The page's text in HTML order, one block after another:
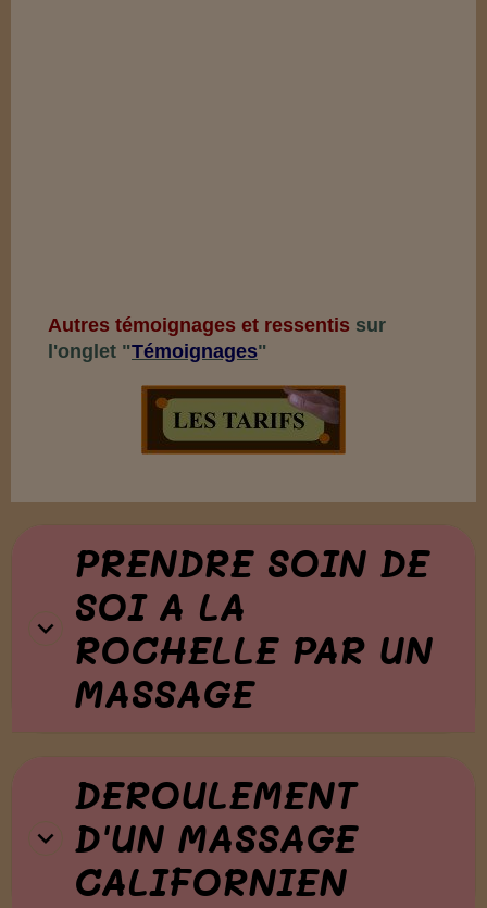
Autres témoignages et ressentis sur
l'onglet "Témoignages"
PRENDRE SOIN DE
SOI A LA
ROCHELLE PAR UN
MASSAGE
DEROULEMENT
D'UN MASSAGE
CALIFORNIEN